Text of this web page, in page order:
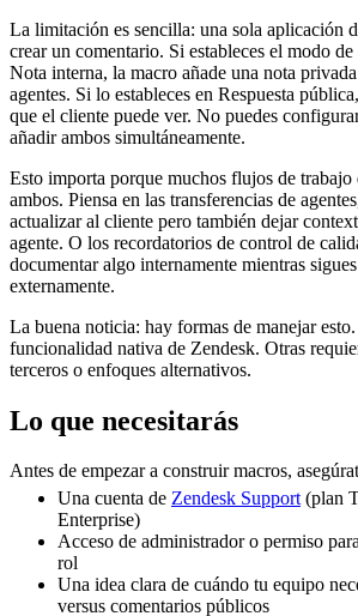
La limitación es sencilla: una sola aplicación
crear un comentario. Si estableces el modo
Nota interna, la macro añade una nota
agentes. Si lo estableces en Respuesta
que el cliente puede ver. No puedes
añadir ambos simultáneamente.
Esto importa porque muchos flujos de trabajo
ambos. Piensa en las transferencias de
actualizar al cliente pero también dejar
agente. O los recordatorios de control de
documentar algo internamente mientras
externamente.
La buena noticia: hay formas de manejar
funcionalidad nativa de Zendesk. Otras
terceros o enfoques alternativos.
Lo que necesitarás
Antes de empezar a construir macros,
Una cuenta de Zendesk Support (plan
Enterprise)
Acceso de administrador o permiso
rol
Una idea clara de cuándo tu equipo
versus comentarios públicos